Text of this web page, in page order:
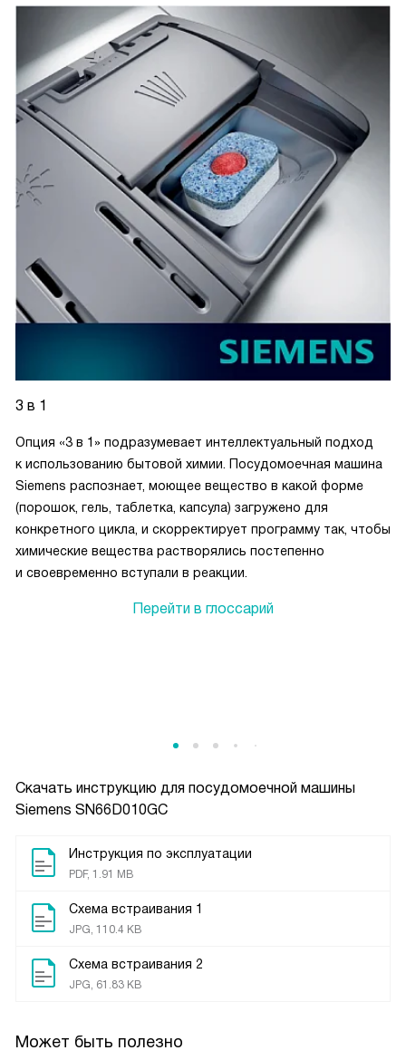
Скачать инструкцию для посудомоечной машины
Siemens SN66D010GC
Инструкция по эксплуатации
PDF, 1.91 MB
Схема встраивания 1
JPG, 110.4 KB
Схема встраивания 2
JPG, 61.83 KB
Может быть полезно
3 в 1
Опция «3 в 1» подразумевает интеллектуальный подход
к использованию бытовой химии. Посудомоечная машина
Siemens распознает, моющее вещество в какой форме
(порошок, гель, таблетка, капсула) загружено для
конкретного цикла, и скорректирует программу так, чтобы
химические вещества растворялись постепенно
и своевременно вступали в реакции.
Перейти в глоссарий